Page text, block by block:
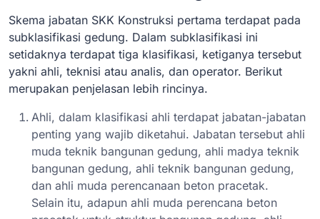
Skema jabatan SKK Konstruksi pertama terdapat pada
subklasifikasi gedung. Dalam subklasifikasi ini
setidaknya terdapat tiga klasifikasi, ketiganya tersebut
yakni ahli, teknisi atau analis, dan operator. Berikut
merupakan penjelasan lebih rincinya.
Ahli, dalam klasifikasi ahli terdapat jabatan-jabatan
penting yang wajib diketahui. Jabatan tersebut ahli
muda teknik bangunan gedung, ahli madya teknik
bangunan gedung, ahli teknik bangunan gedung,
dan ahli muda perencanaan beton pracetak.
Selain itu, adapun ahli muda perencana beton